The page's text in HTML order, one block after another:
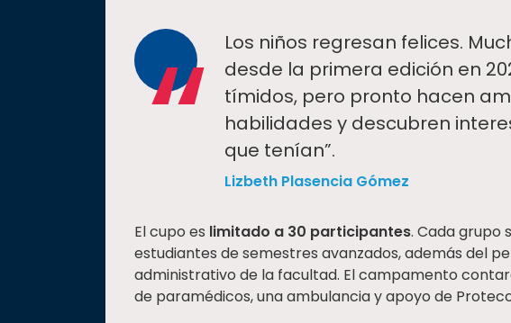
“
Los niños regresan felices.
desde la primera edición en
tímidos, pero pronto hacen
habilidades y descubren
que tenían”.
Lizbeth Plasencia Gómez
El cupo es limitado a 30 participantes. Cada grupo
estudiantes de semestres avanzados, además del
administrativo de la facultad. El campamento
de paramédicos, una ambulancia y apoyo de